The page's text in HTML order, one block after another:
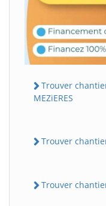
Trouver
MEZiERES
Trouver
Trouver